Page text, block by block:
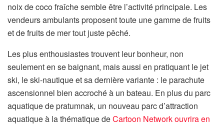
noix de coco fraîche semble être l’activité principale. Les
vendeurs ambulants proposent toute une gamme de fruits
et de fruits de mer tout juste pêché.
Les plus enthousiastes trouvent leur bonheur, non
seulement en se baignant, mais aussi en pratiquant le jet
ski, le ski-nautique et sa dernière variante : le parachute
ascensionnel bien accroché à un bateau. En plus du parc
aquatique de pratumnak, un nouveau parc d’attraction
aquatique à la thématique deCartoon Network ouvrira en